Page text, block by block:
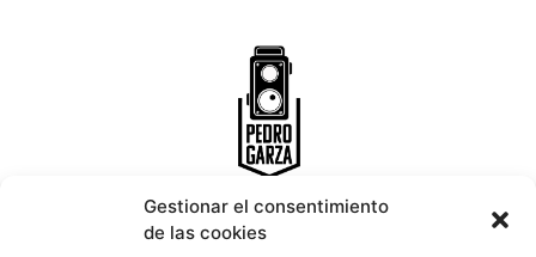
Gestionar el consentimiento
de las cookies
INICIO PORTFOLIO